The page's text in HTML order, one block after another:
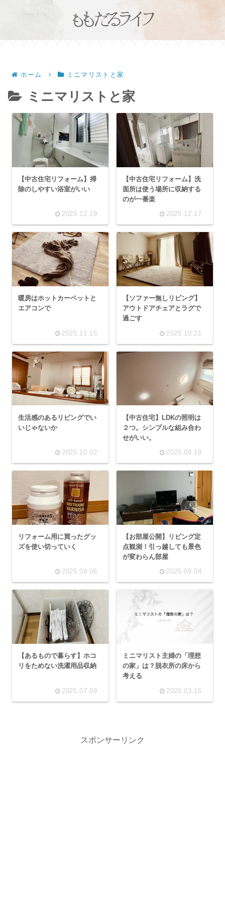
ホーム ミニマリストと家
ミニマリストと家
【中古住宅リフォーム】掃
除のしやすい浴室がいい
2025.12.19
【中古住宅リフォーム】洗
面所は使う場所に収納する
のが一番楽
2025.12.17
暖房はホットカーペットと
エアコンで
2025.11.15
【ソファー無しリビング】
アウトドアチェアとラグで
過ごす
2025.10.21
生活感のあるリビングでい
いじゃないか
2025.10.02
【中古住宅】LDKの照明は
２つ。シンプルな組み合わ
せがいい。
2025.09.19
リフォーム用に買ったグッ
ズを使い切っていく
2025.09.06
【お部屋公開】リビング定
点観測！引っ越しても景色
が変わらん部屋
2025.09.04
【あるもので暮らす】ホコ
リをためない洗濯用品収納
2025.07.09
ミニマリスト主婦の「理想
の家」は？脱衣所の床から
考える
2025.03.15
スポンサーリンク